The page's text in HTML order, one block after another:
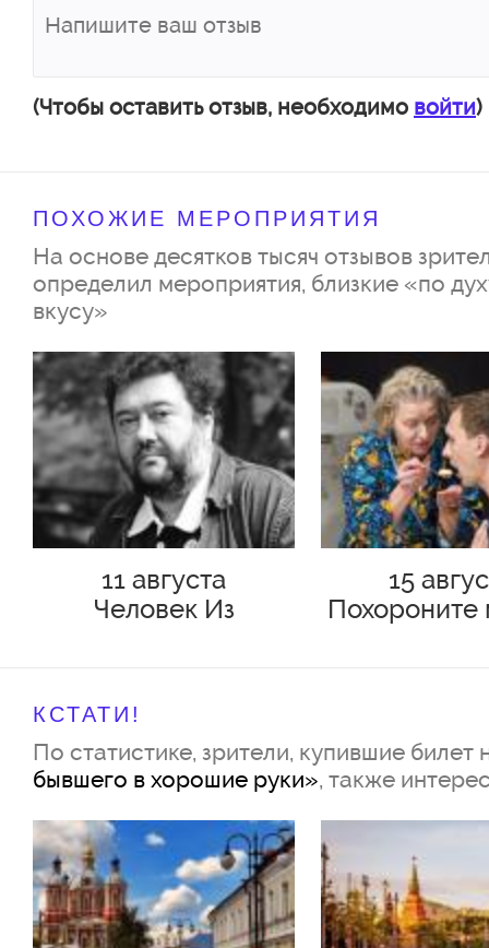
его!
супруга Игоря – Мари… Сюжет
отличного настроения!
Актерский состав:
Юлия Михалкова/Юлия
Анастасия Денисова
Мария Кравченко/Татьяна
Екатерина Иванова/Алена
Роман Богданов/Максим
Носков/Иван Зайцев/Роман
Алексеев
(Чтобы оставить отзыв, необходимо войти)
ПОХОЖИЕ МЕРОПРИЯТИЯ
На основе десятков тысяч отзывов
определил мероприятия, близкие «по
вкусу»
11 августа
Человек Из
15
Похороните
КСТАТИ!
По статистике, зрители, купившие билет
бывшего в хорошие руки», также